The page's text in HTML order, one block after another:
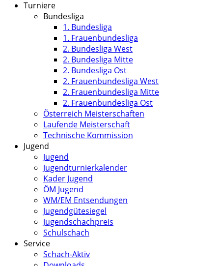
Turniere
Bundesliga
1. Bundesliga
1. Frauenbundesliga
2. Bundesliga West
2. Bundesliga Mitte
2. Bundesliga Ost
2. Frauenbundesliga West
2. Frauenbundesliga Mitte
2. Frauenbundesliga Ost
Österreich Meisterschaften
Laufende Meisterschaft
Technische Kommission
Jugend
Jugend
Jugendturnierkalender
Kader Jugend
ÖM Jugend
WM/EM Entsendungen
Jugendgütesiegel
Jugendschachpreis
Schulschach
Service
Schach-Aktiv